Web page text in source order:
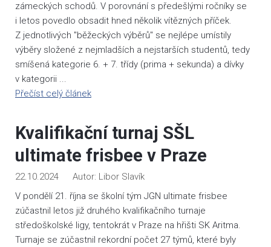
zámeckých schodů. V porovnání s předešlými ročníky se
i letos povedlo obsadit hned několik vítězných příček.
Z jednotlivých "běžeckých výběrů" se nejlépe umístily
výběry složené z nejmladších a nejstarších studentů, tedy
smíšená kategorie 6. + 7. třídy (prima + sekunda) a dívky
v kategorii ...
Přečíst celý článek
Kvalifikační turnaj SŠL
ultimate frisbee v Praze
22.10.2024
Libor Slavík
V pondělí 21. října se školní tým JGN ultimate frisbee
zúčastnil letos již druhého kvalifikačního turnaje
středoškolské ligy, tentokrát v Praze na hřišti SK Aritma.
Turnaje se zúčastnil rekordní počet 27 týmů, které byly